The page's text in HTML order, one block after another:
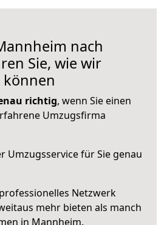
nach
Sie, wie wir
richtig, wenn Sie einen
Umzugsfirma
Umzugsservice für Sie genau
Netzwerk
mehr bieten als manch
in Mannheim.